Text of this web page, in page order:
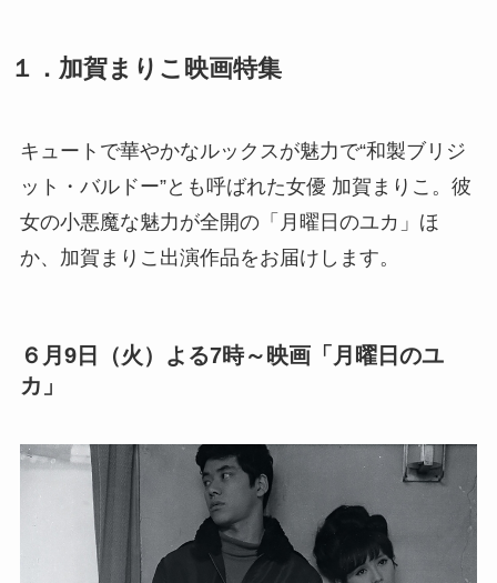
１．加賀まりこ映画特集
キュートで華やかなルックスが魅力で“和製ブリジ
ット・バルドー”とも呼ばれた女優 加賀まりこ。彼
女の小悪魔な魅力が全開の「月曜日のユカ」ほ
か、加賀まりこ出演作品をお届けします。
６月9日（火）よる7時～映画「月曜日のユ
カ」